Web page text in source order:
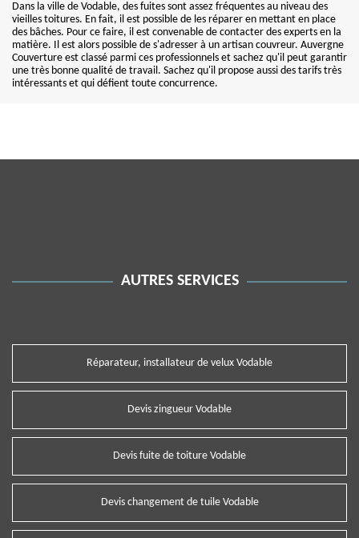
Dans la ville de Vodable, des fuites sont assez fréquentes au niveau des
vieilles toitures. En fait, il est possible de les réparer en mettant en place
des bâches. Pour ce faire, il est convenable de contacter des experts en la
matière. Il est alors possible de s'adresser à un artisan couvreur. Auvergne
Couverture est classé parmi ces professionnels et sachez qu'il peut garantir
une très bonne qualité de travail. Sachez qu'il propose aussi des tarifs très
intéressants et qui défient toute concurrence.
AUTRES SERVICES
Réparateur, installateur de velux Vodable
Devis zingueur Vodable
Devis fuite de toiture Vodable
Devis changement de tuile Vodable